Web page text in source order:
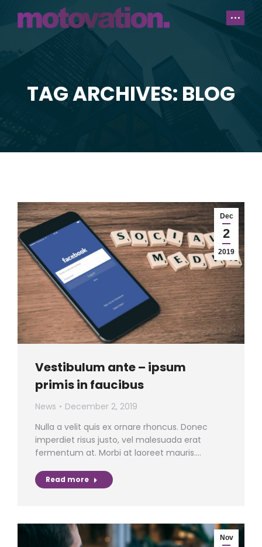
TAG ARCHIVES: BLOG
You are here:
Dec
2
2019
Vestibulum ante – ipsum
primis in faucibus
News
December 2, 2019
Nulla a velit quis ex ornare rhoncus. Donec
imperdiet risus justo, vel malesuada erat
fermentum at. Morbi at laoreet mauris.…
Read more
Nov